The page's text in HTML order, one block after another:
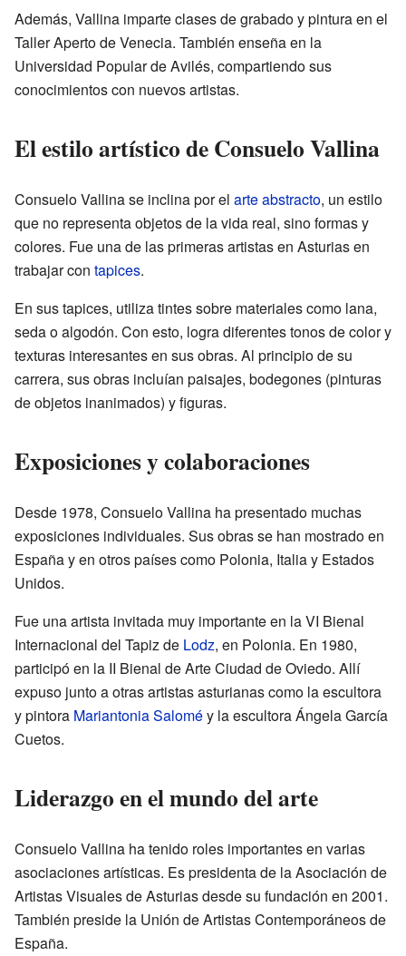
Además, Vallina imparte clases de grabado y pintura en el
Taller Aperto de Venecia. También enseña en la
Universidad Popular de Avilés, compartiendo sus
conocimientos con nuevos artistas.
El estilo artístico de Consuelo Vallina
Consuelo Vallina se inclina por el arte abstracto, un estilo
que no representa objetos de la vida real, sino formas y
colores. Fue una de las primeras artistas en Asturias en
trabajar con tapices.
En sus tapices, utiliza tintes sobre materiales como lana,
seda o algodón. Con esto, logra diferentes tonos de color y
texturas interesantes en sus obras. Al principio de su
carrera, sus obras incluían paisajes, bodegones (pinturas
de objetos inanimados) y figuras.
Exposiciones y colaboraciones
Desde 1978, Consuelo Vallina ha presentado muchas
exposiciones individuales. Sus obras se han mostrado en
España y en otros países como Polonia, Italia y Estados
Unidos.
Fue una artista invitada muy importante en la VI Bienal
Internacional del Tapiz de Lodz, en Polonia. En 1980,
participó en la II Bienal de Arte Ciudad de Oviedo. Allí
expuso junto a otras artistas asturianas como la escultora
y pintora Mariantonia Saloméy la escultora Ángela García
Cuetos.
Liderazgo en el mundo del arte
Consuelo Vallina ha tenido roles importantes en varias
asociaciones artísticas. Es presidenta de la Asociación de
Artistas Visuales de Asturias desde su fundación en 2001.
También preside la Unión de Artistas Contemporáneos de
España.